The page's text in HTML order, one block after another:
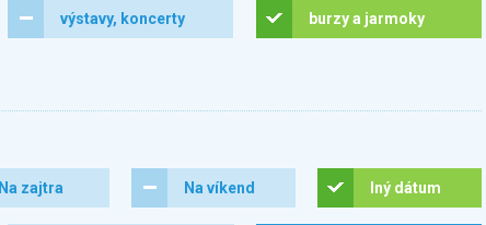
výstavy, koncerty burzy a jarmoky
Na zajtra Na víkend Iný dátum